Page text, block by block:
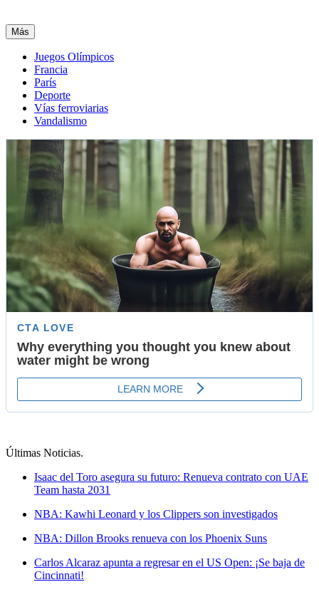
Más
Juegos Olímpicos
Francia
París
Deporte
Vías ferroviarias
Vandalismo
Últimas Noticias.
Isaac del Toro asegura su futuro: Renueva contrato con UAE
Team hasta 2031
NBA: Kawhi Leonard y los Clippers son investigados
NBA: Dillon Brooks renueva con los Phoenix Suns
Carlos Alcaraz apunta a regresar en el US Open: ¡Se baja de
Cincinnati!